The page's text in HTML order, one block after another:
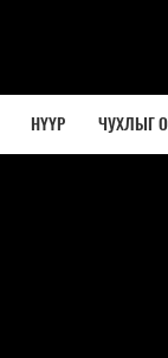
НҮҮР ЧУХЛЫГ